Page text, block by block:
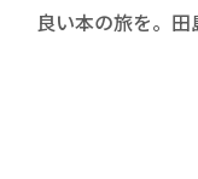
良い本の旅を。田